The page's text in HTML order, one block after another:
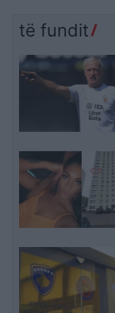
shndërrohet në
të fundit